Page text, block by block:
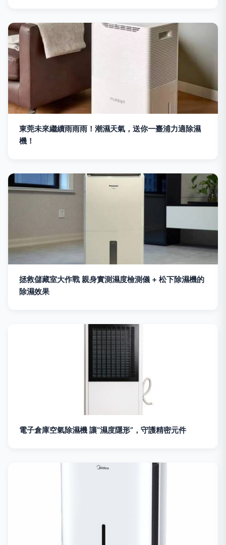
東莞未來繼續雨雨雨！潮濕天氣，送你一臺浦力適除濕
機！
拯救儲藏室大作戰 親身實測濕度檢測儀 + 松下除濕機的
除濕效果
電子倉庫空氣除濕機 讓“濕度隱形”，守護精密元件